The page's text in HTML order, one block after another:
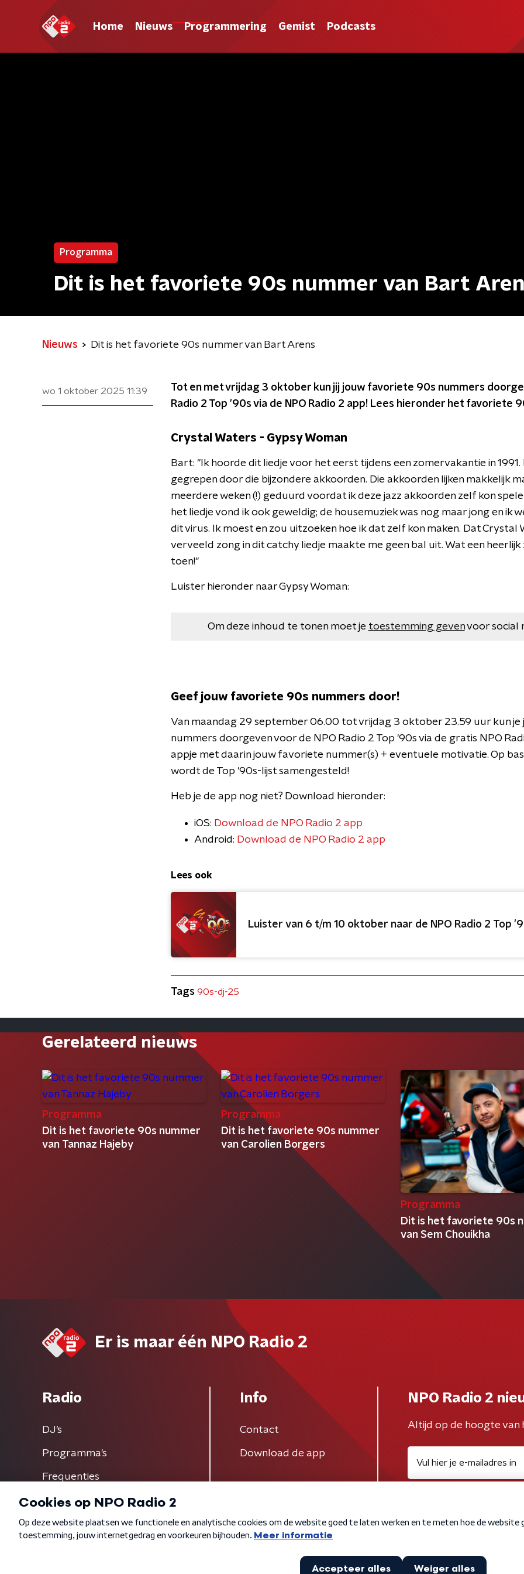
Home Nieuws Programmering Gemist Podcasts
Programma
Dit is het favoriete 90s nummer van Bart
Nieuws Dit is het favoriete 90s nummer van Bart Arens
wo 1 oktober 2025 11:39
Tot en met vrijdag 3 oktober kun jij jouw favoriete 90s nummers
Radio 2 Top '90s via de NPO Radio 2 app! Lees hieronder het favoriete
Crystal Waters - Gypsy Woman
Bart: "Ik hoorde dit liedje voor het eerst tijdens een zomervakantie in 1991.
gegrepen door die bijzondere akkoorden. Die akkoorden lijken makkelijk
meerdere weken (!) geduurd voordat ik deze jazz akkoorden zelf kon
het liedje vond ik ook geweldig; de housemuziek was nog maar jong en ik
dit virus. Ik moest en zou uitzoeken hoe ik dat zelf kon maken. Dat Crystal
verveeld zong in dit catchy liedje maakte me geen bal uit. Wat een heerlijk
toen!"
Luister hieronder naar Gypsy Woman:
Om deze inhoud te tonen moet je toestemming gevenvoor social
Geef jouw favoriete 90s nummers door!
Van maandag 29 september 06.00 tot vrijdag 3 oktober 23.59 uur kun
nummers doorgeven voor de NPO Radio 2 Top '90s via de gratis NPO
appje met daarin jouw favoriete nummer(s) + eventuele motivatie. Op
wordt de Top '90s-lijst samengesteld!
Heb je de app nog niet? Download hieronder:
iOS: Download de NPO Radio 2 app
Android: Download de NPO Radio 2 app
Lees ook
Luister van 6 t/m 10 oktober naar de NPO Radio 2 Top
Tags 90s-dj-25
Gerelateerd nieuws
Programma
Dit is het favoriete 90s nummer
van Tannaz Hajeby
Programma
Dit is het favoriete 90s nummer
van Carolien Borgers
Programma
Dit is het favoriete 90s
van Sem Chouikha
Er is maar één NPO Radio 2
Radio
DJ’s
Programma's
Frequenties
Info
Contact
Download de app
NPO Radio 2
Altijd op de hoogte van
Algemene voorwaarden Privacybeleid